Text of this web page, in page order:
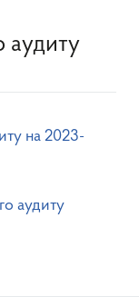
аудиту
на 2023-
аудиту